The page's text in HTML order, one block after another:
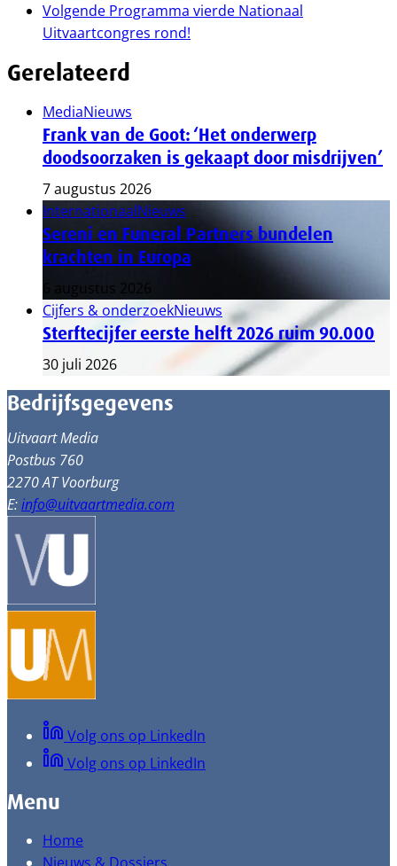
Volgende Programma vierde Nationaal
Uitvaartcongres rond!
Gerelateerd
MediaNieuws
Frank van de Goot: ‘Het onderwerp
doodsoorzaken is gekaapt door misdrijven’
7 augustus 2026
InternationaalNieuws
Sereni en Funeral Partners bundelen
krachten in Europa
6 augustus 2026
Cijfers & onderzoekNieuws
Sterftecijfer eerste helft 2026 ruim 90.000
30 juli 2026
Bedrijfsgegevens
Uitvaart Media
Postbus 760
2270 AT Voorburg
E:info@uitvaartmedia.com
Volg ons op LinkedIn
Volg ons op LinkedIn
Menu
Home